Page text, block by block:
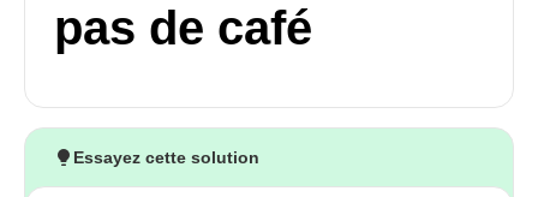
pas de café
Essayez cette solution